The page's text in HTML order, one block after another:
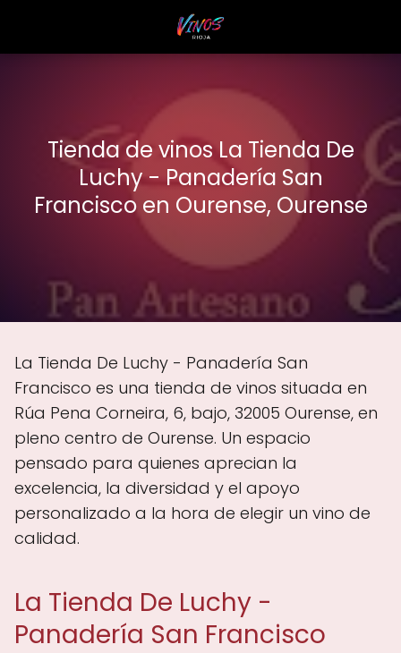
Tienda de vinos La Tienda De
Luchy - Panadería San
Francisco en Ourense, Ourense
La Tienda De Luchy - Panadería San
Francisco es una tienda de vinos situada en
Rúa Pena Corneira, 6, bajo, 32005 Ourense, en
pleno centro de Ourense. Un espacio
pensado para quienes aprecian la
excelencia, la diversidad y el apoyo
personalizado a la hora de elegir un vino de
calidad.
La Tienda De Luchy -
Panadería San Francisco